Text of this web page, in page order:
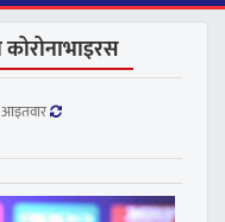
कोरोनाभाइरस